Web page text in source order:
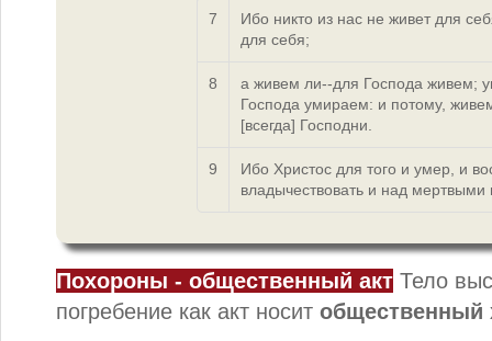
7
Ибо никто из нас не живет для
для себя;
8
а живем ли--для Господа живем;
Господа умираем: и потому,
[всегда] Господни.
9
Ибо Христос для того и умер, и
владычествовать и над
Похороны - общественный акт Тело
погребение как акт носит общественный